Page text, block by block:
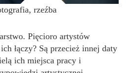
rzeźba
Pięcioro artystów
łączy? Są przecież innej daty
ich miejsca pracy i